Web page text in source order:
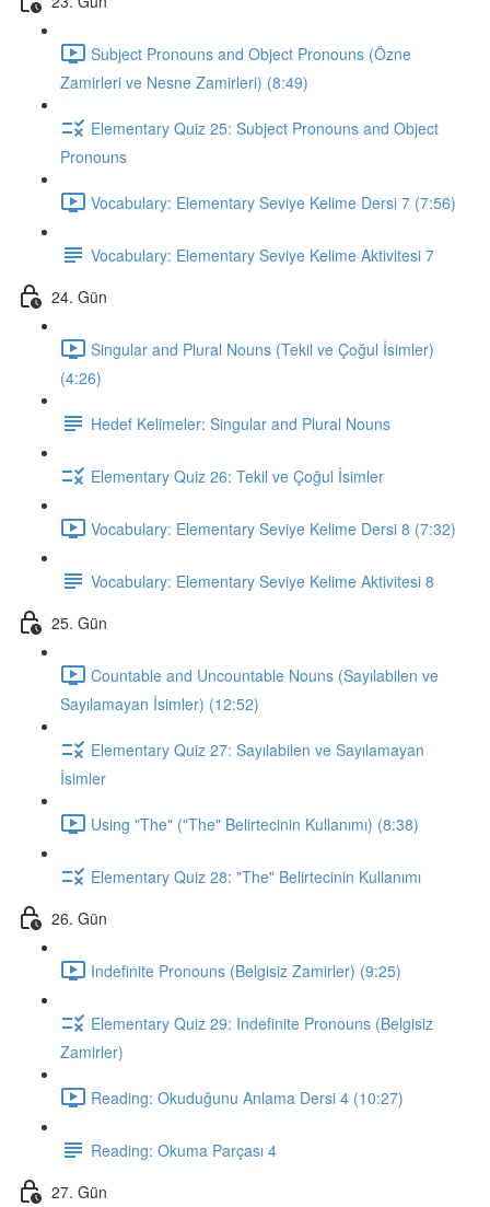
Subject Pronouns and Object Pronouns (Özne
Zamirleri ve Nesne Zamirleri) (8:49)
Elementary Quiz 25: Subject Pronouns and Object
Pronouns
Vocabulary: Elementary Seviye Kelime Dersi 7 (7:56)
Vocabulary: Elementary Seviye Kelime Aktivitesi 7
24. Gün
Singular and Plural Nouns (Tekil ve Çoğul İsimler)
(4:26)
Hedef Kelimeler: Singular and Plural Nouns
Elementary Quiz 26: Tekil ve Çoğul İsimler
Vocabulary: Elementary Seviye Kelime Dersi 8 (7:32)
Vocabulary: Elementary Seviye Kelime Aktivitesi 8
25. Gün
Countable and Uncountable Nouns (Sayılabilen ve
Sayılamayan İsimler) (12:52)
Elementary Quiz 27: Sayılabilen ve Sayılamayan
İsimler
Using "The" ("The" Belirtecinin Kullanımı) (8:38)
Elementary Quiz 28: "The" Belirtecinin Kullanımı
26. Gün
Indefinite Pronouns (Belgisiz Zamirler) (9:25)
Elementary Quiz 29: Indefinite Pronouns (Belgisiz
Zamirler)
Reading: Okuduğunu Anlama Dersi 4 (10:27)
Reading: Okuma Parçası 4
27. Gün